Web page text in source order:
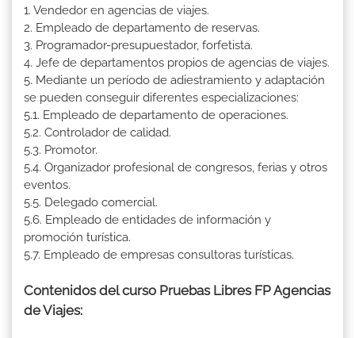
1. Vendedor en agencias de viajes.
2. Empleado de departamento de reservas.
3. Programador-presupuestador, forfetista.
4. Jefe de departamentos propios de agencias de viajes.
5. Mediante un período de adiestramiento y adaptación
se pueden conseguir diferentes especializaciones:
5.1. Empleado de departamento de operaciones.
5.2. Controlador de calidad.
5.3. Promotor.
5.4. Organizador profesional de congresos, ferias y otros
eventos.
5.5. Delegado comercial.
5.6. Empleado de entidades de información y
promoción turística.
5.7. Empleado de empresas consultoras turísticas.
Contenidos del curso Pruebas Libres FP Agencias
de Viajes: